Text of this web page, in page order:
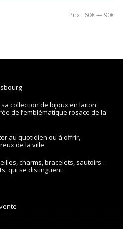
Prix : 60€— 90€
collection de bijoux en laiton
de l’emblématique rosace de la
au quotidien ou à offrir,
de la ville.
charms, bracelets, sautoirs…
qui se distinguent.